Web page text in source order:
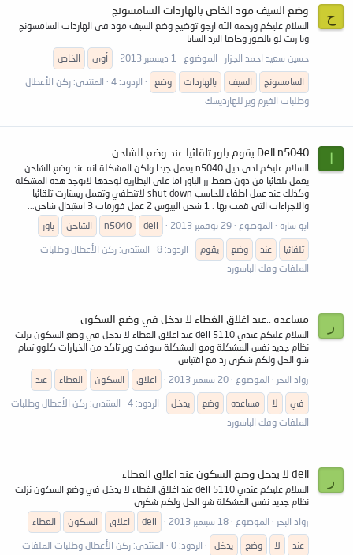
ح وضع السيف مود الخاص بالهاردات السامسونج
السلام عليكم ورحمه الله ارجو توضيح وضع السيف مود فى الهاردات السامسونج
ويا ريت لو بالصور وخاصا البرد الساتا
حسين سعيد احمد الجزار
الموضوع 1 ديسمبر 2013 أوى
الخاص
السامسونج
السيف بالهاردات وضع الردود: 4 المنتدى: ركن الأعطال
وطلبات الفيرم وير للهارديسك
ا Dell n5040 يقوم باور تلقائيا عند وضع الشاحن
السلام عليكم لدي ديل n5040 يعمل جيدا ولكن المشكلة انه عند وضع الشاحن
يعمل تلقائيا من دون ضغط زر الباور اما على البطاريه لوحدها لاتوجد هذه المشكلة
وكذلك عند عمل اطفاء للحاسب shut down لاتنطفي وتعمل ريستارت تلقائيا
والاجراءات التي قمت بها : 1 شحن البيوس 2 عمل فورمات 3 استبدال شاحن...
ابو سارة
الموضوع 29 نوفمبر 2013 dell
n5040 الشاحن
باور
تلقائيا
عند وضع يقوم الردود: 8 المنتدى: ركن الأعطال وطلبات
الملفات وفك الباسورد
ر مساعده ..عند اغلاق الغطاء لا يدخل في وضع السكون
السلام عليكم عندي dell 5110 عند اغلاق الغطاء لا يدخل في وضع السكون نزلت
نظام جديد نفس المشكلة ومو المشكلة سوفت وير تاكد من الخيارات كلوو تمام
شو الحل ولكم شكري رد مع اقتباس
رواد البحر
الموضوع 20 سبتمبر 2013 اغلاق السكون الغطاء
عند
في
لا مساعده وضع يدخل الردود: 4 المنتدى: ركن الأعطال وطلبات
الملفات وفك الباسورد
ر dell لا يدخل وضع السكون عند اغلاق الغطاء
السلام عليكم عندي dell 5110 عند اغلاق الغطاء لا يدخل في وضع السكون نزلت
نظام جديد نفس المشكلة شو الحل ولكم شكري
رواد البحر
الموضوع 18 سبتمبر 2013 dell اغلاق السكون
الغطاء
عند
لا وضع يدخل الردود: 0 المنتدى: ركن الأعطال وطلبات الملفات